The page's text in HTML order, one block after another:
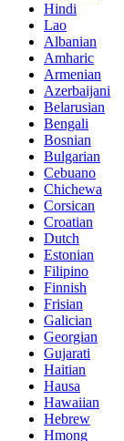
Hindi
Lao
Albanian
Amharic
Armenian
Azerbaijani
Belarusian
Bengali
Bosnian
Bulgarian
Cebuano
Chichewa
Corsican
Croatian
Dutch
Estonian
Filipino
Finnish
Frisian
Galician
Georgian
Gujarati
Haitian
Hausa
Hawaiian
Hebrew
Hmong